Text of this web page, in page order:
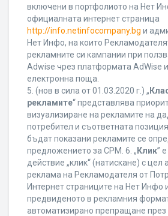
включени в портфолиото на Нет
официалната интернет страница
http://info.netinfocompany.bg и
Нет Инфо, на които
рекламните си кампании при
Adwise чрез платформата AdWise
електронна поща.
5. (нов в сила от 01.03.2020 г.) „
рекламите“ представлява
визуализиране на рекламите на
потребител и съответната
бъдат показани рекламите се
предложението за CPM. 6. „ Клик”
действие „клик“ (натискане) с цел
реклама на Рекламодателя от
Интернет страниците на Нет Инфо
предвиденото в рекламния
автоматизирано препращане през